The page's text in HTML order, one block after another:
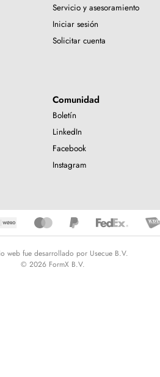
Servicio y asesoramiento
Iniciar sesión
Solicitar cuenta
Comunidad
Boletín
LinkedIn
Facebook
Instagram
web fue desarrollado por Usecue B.V.
© 2026 FormX B.V.